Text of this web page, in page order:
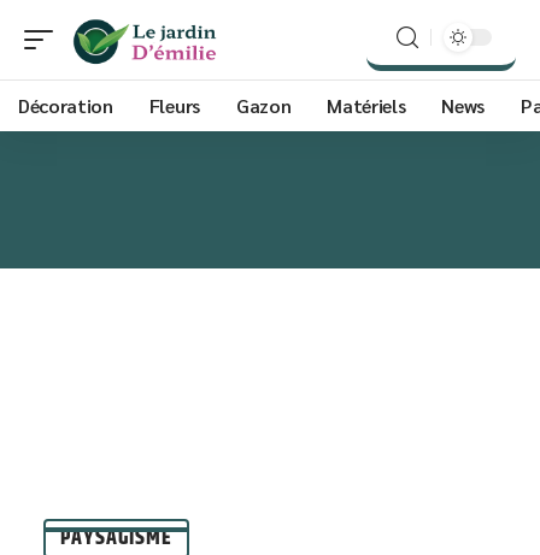
Décoration Fleurs Gazon Matériels News
PAYSAGISME